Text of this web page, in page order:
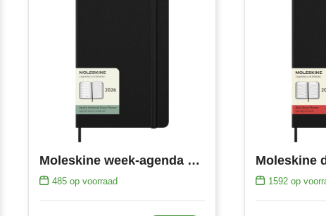
Moleskine week-agenda voor 12 maanden met harde kaft L
485 op voorraad 1592 op